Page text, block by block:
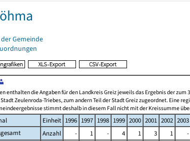
Gemeinde
enthalten die Angaben für den Landkreis Greiz jeweils das Ergebnis der
Zeulenroda-Triebes, zum andern Teil der Stadt Greiz zugeordnet. Eine
stimmt deshalb in diesem Fall nicht mit der Kreissumme
Einheit 1996 1997 1998 1999 2000 2001 2002 2003
Anzahl - 1 - 4 1 3 1 -